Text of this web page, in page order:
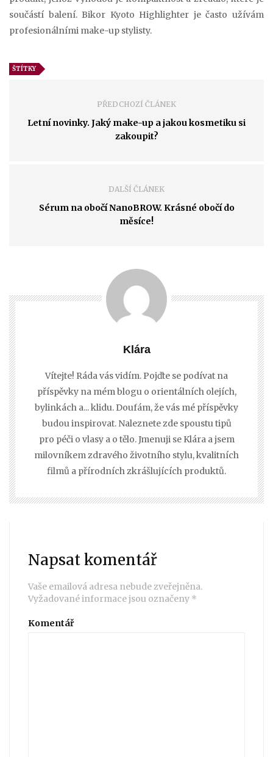
součástí balení. Bikor Kyoto Highlighter je často užívám
profesionálními make-up stylisty.
ŠTÍTKY
PŘEDCHOZÍ ČLÁNEK
Letní novinky. Jaký make-up a jakou kosmetiku si
zakoupit?
DALŠÍ ČLÁNEK
Sérum na obočí NanoBROW. Krásné obočí do
měsíce!
Klára
Vítejte! Ráda vás vidím. Pojďte se podívat na
příspěvky na mém blogu o orientálních olejích,
bylinkách a... klidu. Doufám, že vás mé příspěvky
budou inspirovat. Naleznete zde spoustu tipů
pro péči o vlasy a o tělo. Jmenuji se Klára a jsem
milovníkem zdravého životního stylu, kvalitních
filmů a přírodních zkrášlujících produktů.
Napsat komentář
Vaše emailová adresa nebude zveřejněna.
Vyžadované informace jsou označeny *
Komentář